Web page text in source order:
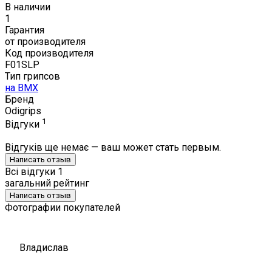
В наличии
1
Гарантия
от производителя
Код производителя
F01SLP
Тип грипсов
на BMX
Бренд
Odigrips
Відгуки 1
Відгуків ще немає — ваш может стать первым.
Написать отзыв
Всі відгуки 1
загальний рейтинг
Написать отзыв
Фотографии покупателей
Владислав